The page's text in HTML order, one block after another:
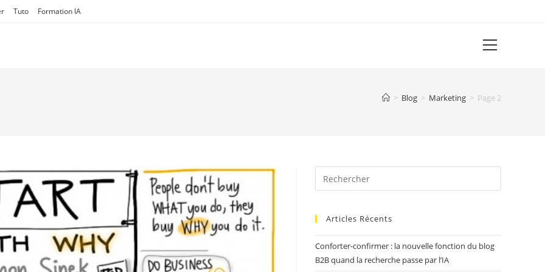
Tuto Formation IA
View
> Blog > Marketing > Page 2
Articles Récents
Conforter-confirmer : la nouvelle fonction du blog
B2B quand la recherche passe par l’IA